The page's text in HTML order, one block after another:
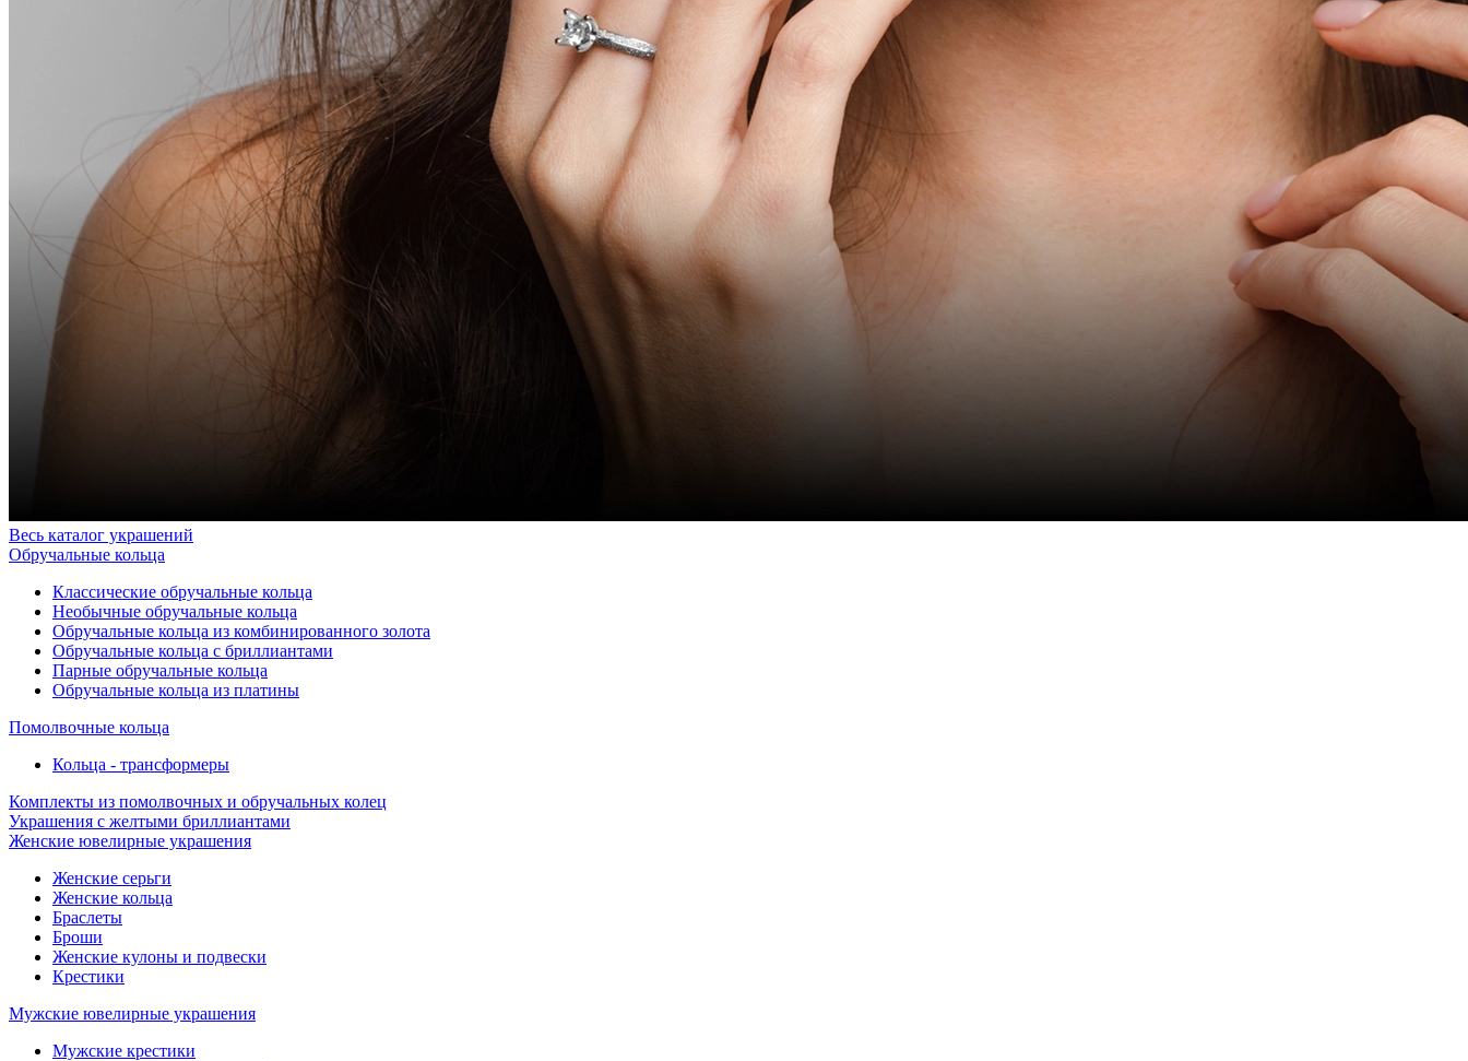
Весь каталог украшений
Обручальные кольца
Классические обручальные кольца
Необычные обручальные кольца
Обручальные кольца из комбинированного золота
Обручальные кольца с бриллиантами
Парные обручальные кольца
Обручальные кольца из платины
Помолвочные кольца
Кольца - трансформеры
Комплекты из помолвочных и обручальных колец
Украшения с желтыми бриллиантами
Женские ювелирные украшения
Женские серьги
Женские кольца
Браслеты
Броши
Женские кулоны и подвески
Крестики
Мужские ювелирные украшения
Мужские крестики